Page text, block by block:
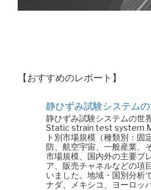
【おすすめのレポート】
静ひずみ試験システム
静ひずみ試験システムの世
Static strain test system
ト別市場規模（種類別：固
防、航空宇宙、一般産業、
市場規模、国内外の主要プ
ア、販売チャネルなどの項
いました。地域・国別分析
ナダ、メキシコ、ヨーロッ